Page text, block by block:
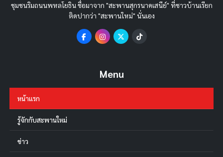
ชุมชนริมถนนพหลโยธิน ชื่อมาจาก "สะพานสุกรนาคเสนีย์" ที่ชาวบ้านเรียก
ติดปากว่า "สะพานใหม่" นั่นเอง
Menu
หน้าแรก
รู้จักกับสะพานใหม่
ข่าว